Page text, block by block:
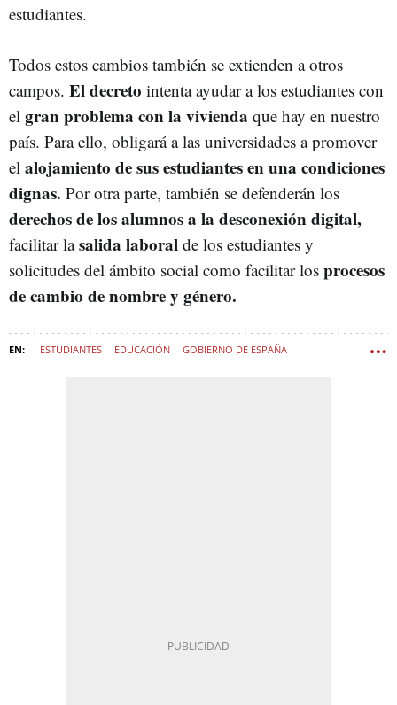
estudiantes.
Todos estos cambios también se extienden a otros
campos. El decreto intenta ayudar a los estudiantes con
el gran problema con la vivienda que hay en nuestro
país. Para ello, obligará a las universidades a promover
el alojamiento de sus estudiantes en una condiciones
dignas. Por otra parte, también se defenderán los
derechos de los alumnos a la desconexión digital,
facilitar lasalida laboral de los estudiantes y
solicitudes del ámbito social como facilitar los procesos
de cambio de nombre y género.
ESTUDIANTES EDUCACIÓN GOBIERNO DE ESPAÑA